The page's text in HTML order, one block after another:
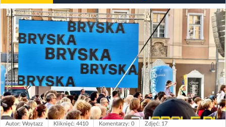
Autor: Woytazz Kliknięć: 4410 Komentarzy: 0 Zdjęć: 17